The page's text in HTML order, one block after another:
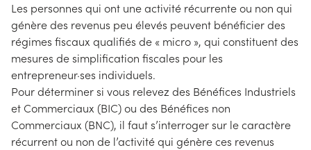
Les personnes qui ont une activité récurrente ou non qui
génère des revenus peu élevés peuvent bénéficier des
régimes fiscaux qualifiés de « micro », qui constituent des
mesures de simplification fiscales pour les
entrepreneur·ses individuels.
Pour déterminer si vous relevez des Bénéfices Industriels
et Commerciaux (BIC) ou des Bénéfices non
Commerciaux (BNC), il faut s’interroger sur le caractère
récurrent ou non de l’activité qui génère ces revenus